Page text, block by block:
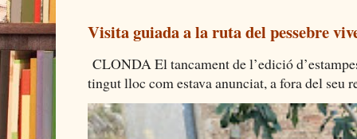
Visita guiada a la ruta del pessebre
CLONDA El tancament de l’edició
tingut lloc com estava anunciat, a fora del seu